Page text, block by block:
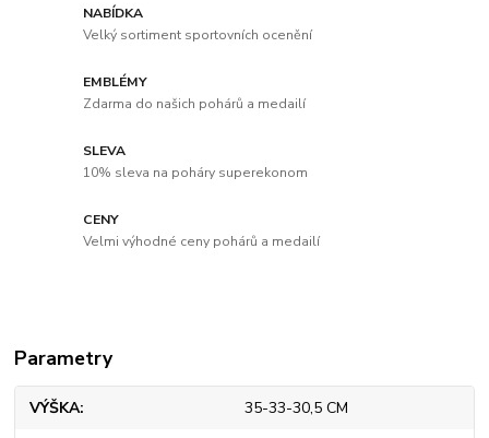
NABÍDKA
Velký sortiment sportovních ocenění
EMBLÉMY
Zdarma do našich pohárů a medailí
SLEVA
10% sleva na poháry superekonom
CENY
Velmi výhodné ceny pohárů a medailí
Parametry
VÝŠKA 35-33-30,5 CM